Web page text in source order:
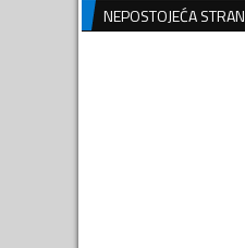
NEPOSTOJEĆA